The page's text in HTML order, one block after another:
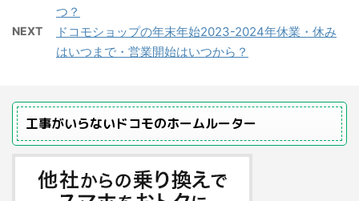
つ？
NEXT
ドコモショップの年末年始2023-2024年休業・休み
はいつまで・営業開始はいつから？
工事がいらないドコモのホームルーター